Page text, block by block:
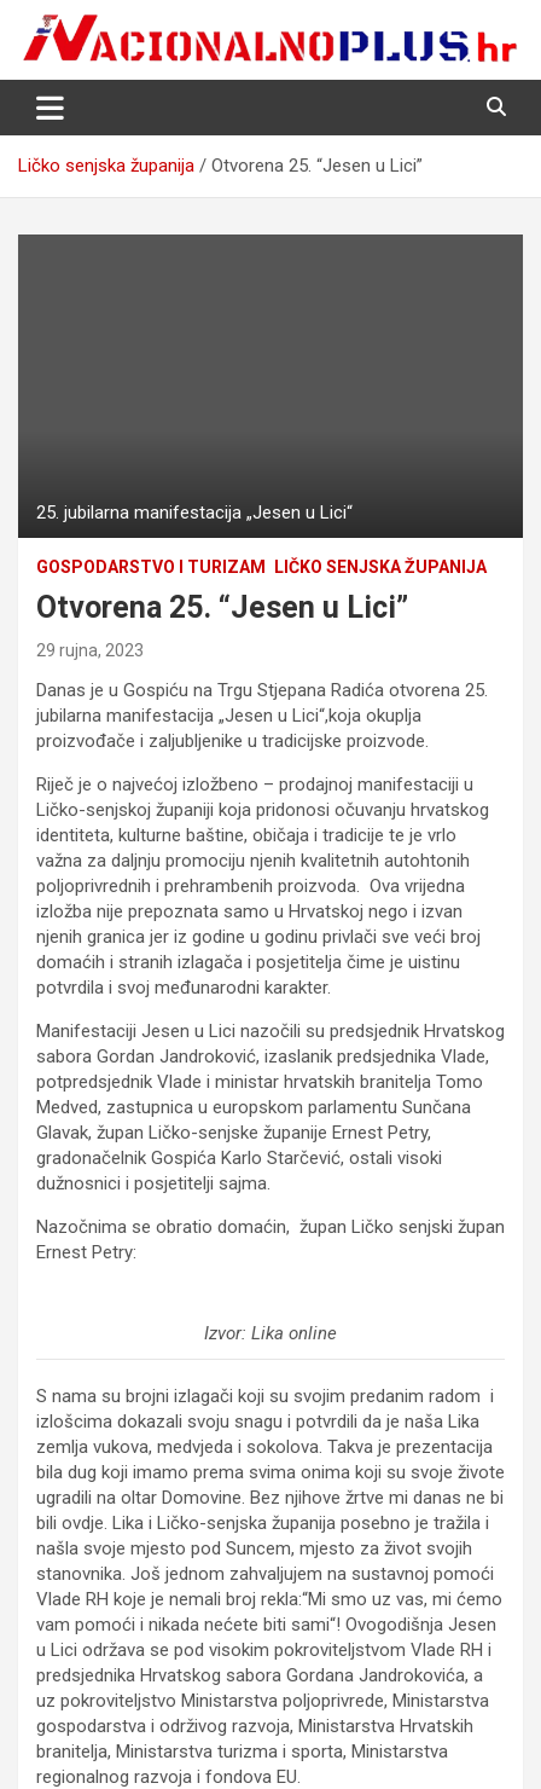
content
NacionalnoPlus.hr
Nacija želi znati više
Ličko senjska županija Otvorena 25. “Jesen u Lici”
25. jubilarna manifestacija „Jesen u Lici“
GOSPODARSTVO I TURIZAM LIČKO SENJSKA ŽUPANIJA
Otvorena 25. “Jesen u Lici”
29 rujna, 2023
Danas je u Gospiću na Trgu Stjepana Radića otvorena 25.
jubilarna manifestacija „Jesen u Lici“,koja okuplja
proizvođače i zaljubljenike u tradicijske proizvode.
Riječ je o najvećoj izložbeno – prodajnoj manifestaciji u
Ličko-senjskoj županiji koja pridonosi očuvanju hrvatskog
identiteta, kulturne baštine, običaja i tradicije te je vrlo
važna za daljnju promociju njenih kvalitetnih autohtonih
poljoprivrednih i prehrambenih proizvoda. Ova vrijedna
izložba nije prepoznata samo u Hrvatskoj nego i izvan
njenih granica jer iz godine u godinu privlači sve veći broj
domaćih i stranih izlagača i posjetitelja čime je uistinu
potvrdila i svoj međunarodni karakter.
Manifestaciji Jesen u Lici nazočili su predsjednik Hrvatskog
sabora Gordan Jandroković, izaslanik predsjednika Vlade,
potpredsjednik Vlade i ministar hrvatskih branitelja Tomo
Medved, zastupnica u europskom parlamentu Sunčana
Glavak, župan Ličko-senjske županije Ernest Petry,
gradonačelnik Gospića Karlo Starčević, ostali visoki
dužnosnici i posjetitelji sajma.
Nazočnima se obratio domaćin, župan Ličko senjski župan
Ernest Petry:
Izvor: Lika online
S nama su brojni izlagači koji su svojim predanim radom i
izlošcima dokazali svoju snagu i potvrdili da je naša Lika
zemlja vukova, medvjeda i sokolova. Takva je prezentacija
bila dug koji imamo prema svima onima koji su svoje živote
ugradili na oltar Domovine. Bez njihove žrtve mi danas ne bi
bili ovdje. Lika i Ličko-senjska županija posebno je tražila i
našla svoje mjesto pod Suncem, mjesto za život svojih
stanovnika. Još jednom zahvaljujem na sustavnoj pomoći
Vlade RH koje je nemali broj rekla:“Mi smo uz vas, mi ćemo
vam pomoći i nikada nećete biti sami“! Ovogodišnja Jesen
u Lici održava se pod visokim pokroviteljstvom Vlade RH i
predsjednika Hrvatskog sabora Gordana Jandrokovića, a
uz pokroviteljstvo Ministarstva poljoprivrede, Ministarstva
gospodarstva i održivog razvoja, Ministarstva Hrvatskih
branitelja, Ministarstva turizma i sporta, Ministarstva
regionalnog razvoja i fondova EU.